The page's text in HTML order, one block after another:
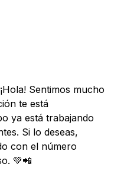
Sentimos mucho
te está
ya está trabajando
Si lo deseas,
con el número
💚📲